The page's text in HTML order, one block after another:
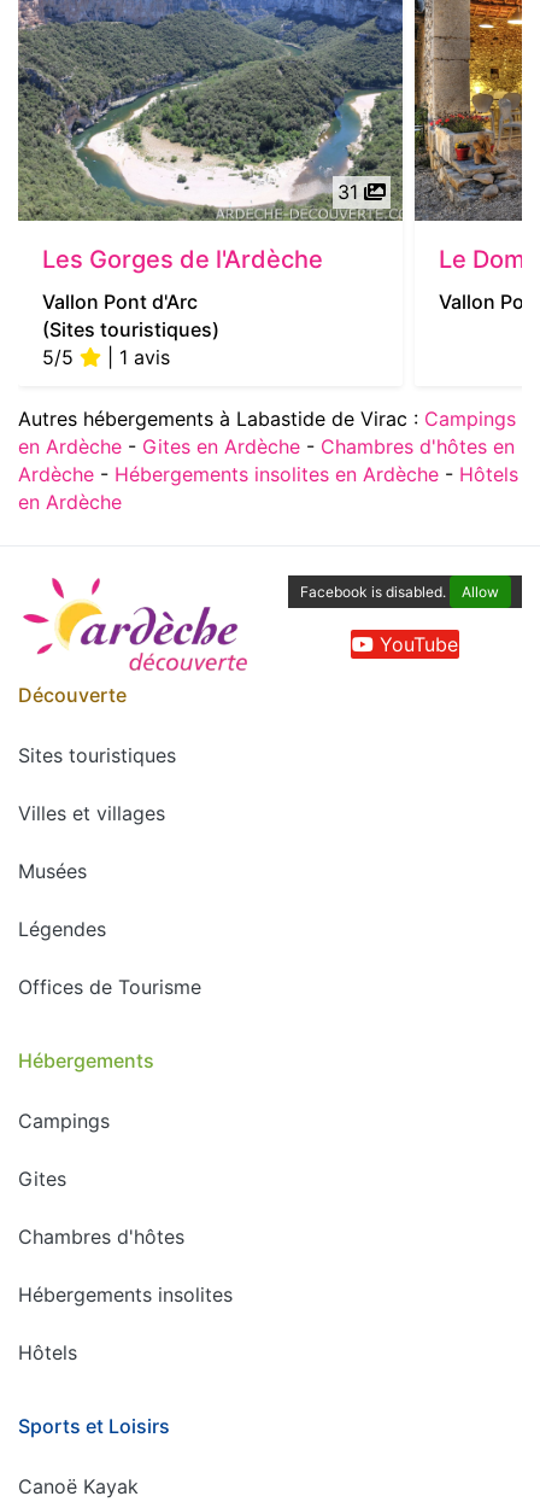
31
Les Gorges de l'Ardèche
Vallon Pont d'Arc
(Sites touristiques)
5/5
| 1 avis
Le
Vallon
Autres hébergements à Labastide de Virac : Campings
en Ardèche - Gites en Ardèche - Chambres d'hôtes en
Ardèche - Hébergements insolites en Ardèche - Hôtels
en Ardèche
Facebook is disabled. Allow
YouTube
Découverte
Sites touristiques
Villes et villages
Musées
Légendes
Offices de Tourisme
Hébergements
Campings
Gites
Chambres d'hôtes
Hébergements insolites
Hôtels
Sports et Loisirs
Canoë Kayak